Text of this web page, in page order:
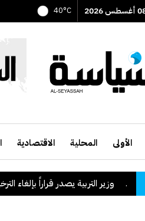
40°C
الأولى المحلية الاقتصادية
وزير التربية يصدر قراراً بإلغاء